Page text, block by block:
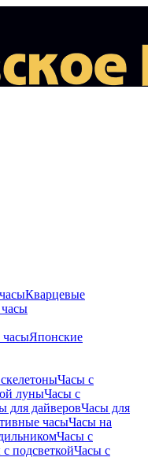
Кварцевые
Японские
Часы с
луныЧасы с
для дайверовЧасы для
часыЧасы на
Часы с
подсветкойЧасы с